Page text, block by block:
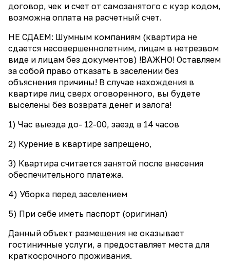
договор, чек и счет от самозанятого с куэр кодом,
возможна оплата на расчетный счет.
НЕ СДАЕМ: Шумным компаниям (квартира не
сдается несовершеннолетним, лицам в нетрезвом
виде и лицам без документов) !ВАЖНО! Оставляем
за собой право отказать в заселении без
объяснения причины! В случае нахождения в
квартире лиц сверх оговоренного, вы будете
выселены без возврата денег и залога!
1) Час выезда до- 12-00, заезд в 14 часов
2) Курение в квартире запрещено,
3) Квартира считается занятой после внесения
обеспечительного платежа.
4) Уборка перед заселением
5) При себе иметь паспорт (оригинал)
Данный объект размещения не оказывает
гостиничные услуги, а предоставляет места для
краткосрочного проживания.